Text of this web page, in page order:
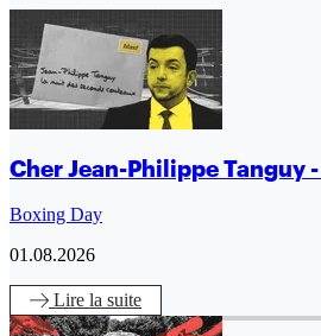
Cher Jean-Philippe Tanguy
Boxing Day
01.08.2026
Lire la suite